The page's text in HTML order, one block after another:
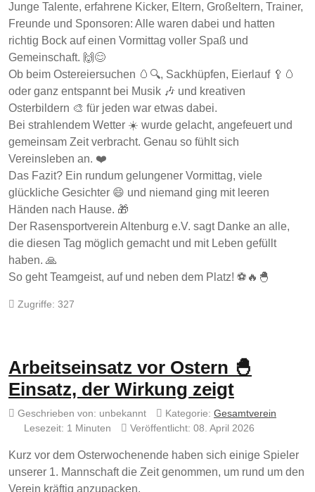
Junge Talente, erfahrene Kicker, Eltern, Großeltern, Trainer,
Freunde und Sponsoren: Alle waren dabei und hatten
richtig Bock auf einen Vormittag voller Spaß und
Gemeinschaft. 🙌😊
Ob beim Ostereiersuchen 🥚🔍, Sackhüpfen, Eierlauf 🥄🥚
oder ganz entspannt bei Musik 🎶 und kreativen
Osterbildern 🎨 für jeden war etwas dabei.
Bei strahlendem Wetter ☀️ wurde gelacht, angefeuert und
gemeinsam Zeit verbracht. Genau so fühlt sich
Vereinsleben an. ❤️
Das Fazit? Ein rundum gelungener Vormittag, viele
glückliche Gesichter 😄 und niemand ging mit leeren
Händen nach Hause. 🎁
Der Rasensportverein Altenburg e.V. sagt Danke an alle,
die diesen Tag möglich gemacht und mit Leben gefüllt
haben. 🙏
So geht Teamgeist, auf und neben dem Platz! ⚽🔥🐣
Zugriffe: 327
Arbeitseinsatz vor Ostern 🐣
Einsatz, der Wirkung zeigt
Geschrieben von: unbekannt Kategorie: Gesamtverein
Lesezeit: 1 Minuten
Veröffentlicht: 08. April 2026
Kurz vor dem Osterwochenende haben sich einige Spieler
unserer 1. Mannschaft die Zeit genommen, um rund um den
Verein kräftig anzupacken.